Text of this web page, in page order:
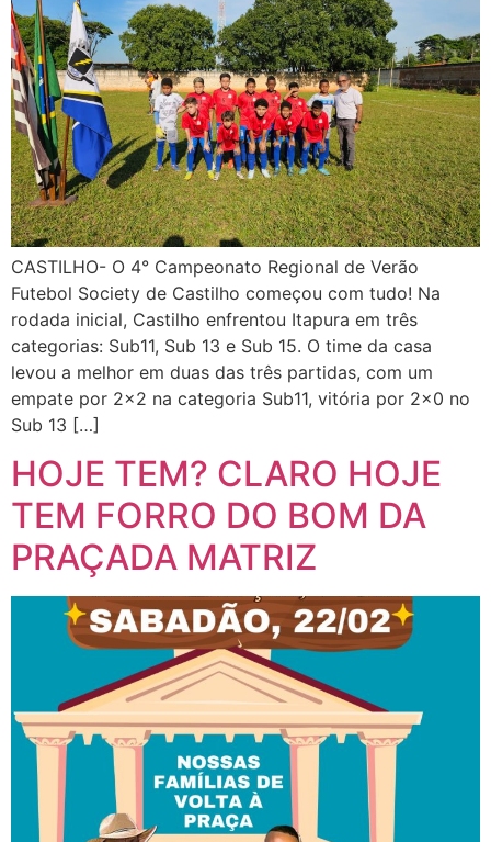
CASTILHO- O 4° Campeonato Regional de Verão
Futebol Society de Castilho começou com tudo! Na
rodada inicial, Castilho enfrentou Itapura em três
categorias: Sub11, Sub 13 e Sub 15. O time da casa
levou a melhor em duas das três partidas, com um
empate por 2×2 na categoria Sub11, vitória por 2×0 no
Sub 13 […]
HOJE TEM? CLARO HOJE
TEM FORRO DO BOM DA
PRAÇADA MATRIZ